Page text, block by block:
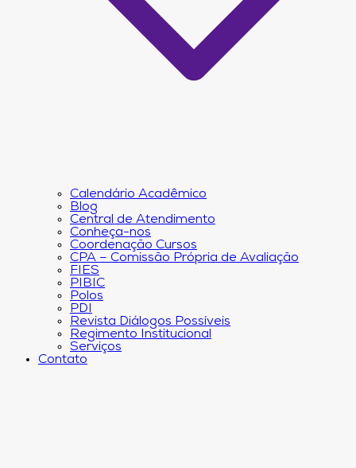
Calendário Acadêmico
Blog
Central de Atendimento
Conheça-nos
Coordenação Cursos
CPA – Comissão Própria de Avaliação
FIES
PIBIC
Polos
PDI
Revista Diálogos Possíveis
Regimento Institucional
Serviços
Contato